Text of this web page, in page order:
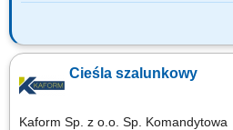
Zadania: Wykonywanie konstrukcji
Cieśla szalunkowy
Kaform Sp. z o.o. Sp. Komandytowa